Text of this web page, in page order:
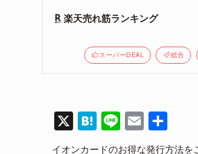
楽天売れ筋ランキング
スーパーDEAL 総合
X H
at
Li
n
E
m 有
イオンカードのお得な発行方法を